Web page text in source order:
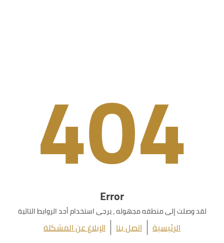
404
Error
لقد وصلت إلى منطقه مجهوله ، يرجى استخدام أحد الروابط التالية
الرئيسية اتصل بنا الإبلاغ عن المشكلة